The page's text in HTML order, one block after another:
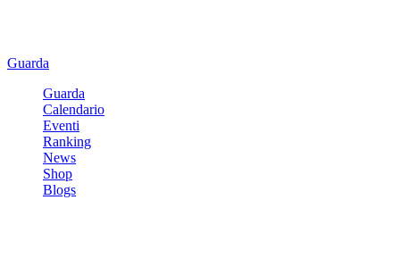
Guarda
Guarda
Calendario
Eventi
Ranking
News
Shop
Blogs